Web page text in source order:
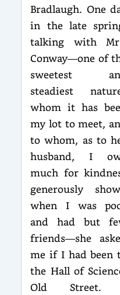
Bradlaugh. One
in the late
talking with
Conway—one of
sweetest
steadiest
whom it has
my lot to meet,
to whom, as to
husband, I
much for
generously
when I was
and had but
friends—she
me if I had been
the Hall of
Old Street.